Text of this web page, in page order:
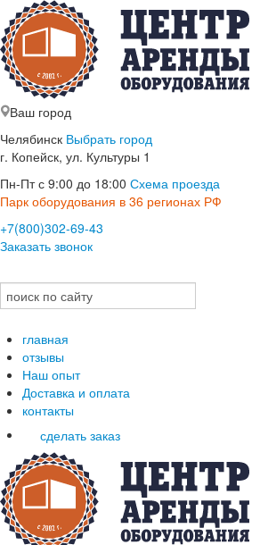
Ваш город
Челябинск Выбрать город
г. Копейск, ул. Культуры 1
Пн-Пт с 9:00 до 18:00 Схема проезда
Парк оборудования в 36 регионах РФ
+7(800)302-69-43
Заказать звонок
главная
отзывы
Наш опыт
Доставка и оплата
контакты
сделать заказ